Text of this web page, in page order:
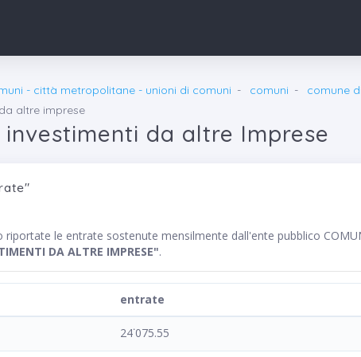
- città metropolitane - unioni di comuni comuni comune
altre imprese
da altre Imprese
riportate le entrate sostenute mensilmente dall'ente pubblico
DA ALTRE IMPRESE".
entrate
24˙075.55